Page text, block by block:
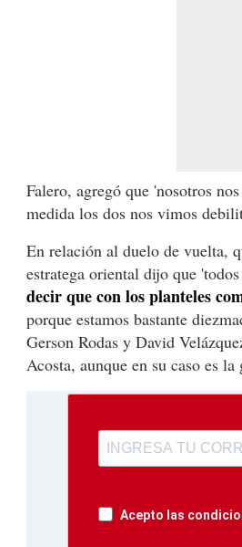
Falero, agregó que 'nosotros
medida los dos nos vimos
En relación al duelo de vuelta,
estratega oriental dijo que
decir que con los planteles
porque estamos bastante
Gerson Rodas y David
Acosta, aunque en su caso es
Acepto las